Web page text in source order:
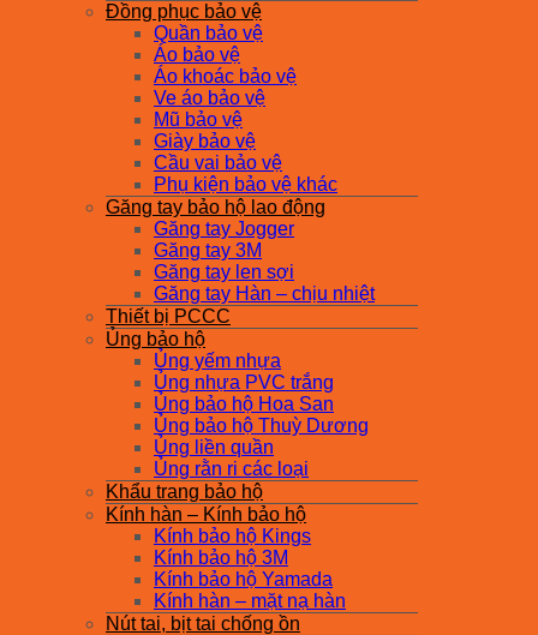
Đồng phục bảo vệ
Quần bảo vệ
Áo bảo vệ
Áo khoác bảo vệ
Ve áo bảo vệ
Mũ bảo vệ
Giày bảo vệ
Cầu vai bảo vệ
Phụ kiện bảo vệ khác
Găng tay bảo hộ lao động
Găng tay Jogger
Găng tay 3M
Găng tay len sợi
Găng tay Hàn – chịu nhiệt
Thiết bị PCCC
Ủng bảo hộ
Ủng yếm nhựa
Ủng nhựa PVC trắng
Ủng bảo hộ Hoa San
Ủng bảo hộ Thuỳ Dương
Ủng liền quần
Ủng rằn ri các loại
Khẩu trang bảo hộ
Kính hàn – Kính bảo hộ
Kính bảo hộ Kings
Kính bảo hộ 3M
Kính bảo hộ Yamada
Kính hàn – mặt nạ hàn
Nút tai, bịt tai chống ồn